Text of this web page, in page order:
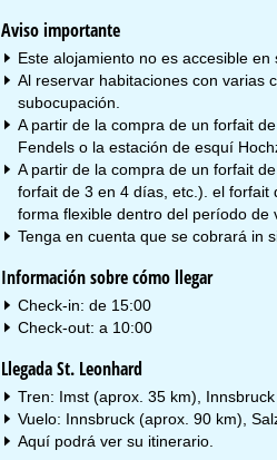
Aviso importante
Este alojamiento no es accesible en
Al reservar habitaciones con varias
subocupación.
A partir de la compra de un forfait
Fendels o la estación de esquí
A partir de la compra de un forfait
forfait de 3 en 4 días, etc.). el
forma flexible dentro del período de
Tenga en cuenta que se cobrará in
Información sobre cómo llegar
Check-in: de 15:00
Check-out: a 10:00
Llegada St. Leonhard
Tren: Imst (aprox. 35 km),
Vuelo: Innsbruck (aprox. 90 km),
Aquí podrá ver su itinerario.